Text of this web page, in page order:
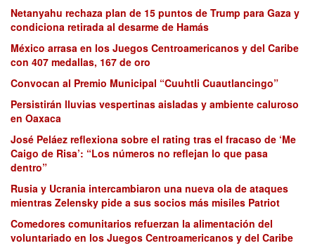
Netanyahu rechaza plan de 15 puntos de Trump para Gaza y
condiciona retirada al desarme de Hamás
México arrasa en los Juegos Centroamericanos y del Caribe
con 407 medallas, 167 de oro
Convocan al Premio Municipal “Cuuhtli Cuautlancingo”
Persistirán lluvias vespertinas aisladas y ambiente caluroso
en Oaxaca
José Peláez reflexiona sobre el rating tras el fracaso de ‘Me
Caigo de Risa’: “Los números no reflejan lo que pasa
dentro”
Rusia y Ucrania intercambiaron una nueva ola de ataques
mientras Zelensky pide a sus socios más misiles Patriot
Comedores comunitarios refuerzan la alimentación del
voluntariado en los Juegos Centroamericanos y del Caribe